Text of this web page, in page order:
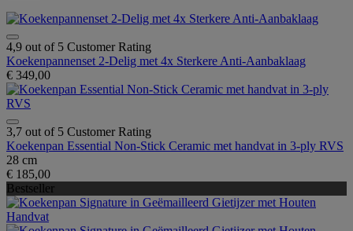
4,9 out of 5 Customer Rating
Koekenpannenset 2-Delig met 4x Sterkere Anti-Aanbaklaag
€ 349,00
3,7 out of 5 Customer Rating
Koekenpan Essential Non-Stick Ceramic met handvat in 3-ply RVS
28 cm
€ 185,00
Bestseller